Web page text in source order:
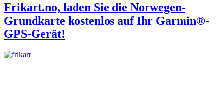
Frikart.no, laden Sie die Norwegen-
Grundkarte kostenlos auf Ihr Garmin®-
GPS-Gerät!